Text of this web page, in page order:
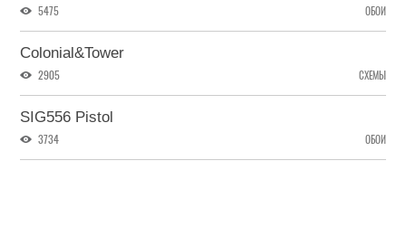
5475 ОБОИ
Colonial&Tower
2905 СХЕМЫ
SIG556 Pistol
3734 ОБОИ